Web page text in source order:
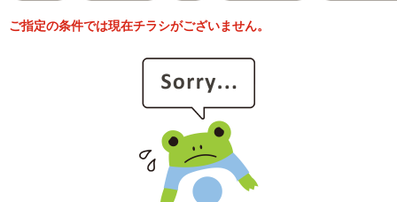
ご指定の条件では現在チラシがございません。